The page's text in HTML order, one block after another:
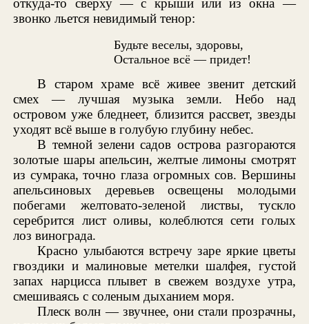
откуда-то сверху — с крыши или из окна —
звонко льется невидимый тенор:
Будьте веселы, здоровы,
Остальное всё — придет!
В старом храме всё живее звенит детский
смех — лучшая музыка земли. Небо над
островом уже бледнеет, близится рассвет, звезды
уходят всё выше в голубую глубину небес.
В темной зелени садов острова разгораются
золотые шары апельсин, желтые лимоны смотрят
из сумрака, точно глаза огромных сов. Вершины
апельсиновых деревьев освещены молодыми
побегами желтовато-зеленой листвы, тускло
серебрится лист оливы, колеблются сети голых
лоз винограда.
Красно улыбаются встречу заре яркие цветы
гвоздики и малиновые метелки шалфея, густой
запах нарцисса плывет в свежем воздухе утра,
смешиваясь с соленым дыханием моря.
Плеск волн — звучнее, они стали прозрачны,